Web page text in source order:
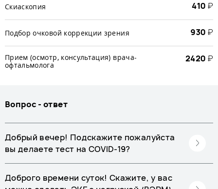
Скиаскопия 410 ₽
Подбор очковой коррекции зрения 930 ₽
Прием (осмотр, консультация) врача-
офтальмолога
2420 ₽
Вопрос - ответ
Добрый вечер! Подскажите пожалуйста
вы делаете тест на COVID-19?
Доброго времени суток! Скажите, у вас